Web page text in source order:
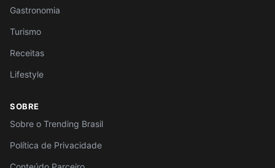
Gastronomia
Turismo
Receitas
Lifestyle
SOBRE
Sobre o Trending Brasil
Política de Privacidade